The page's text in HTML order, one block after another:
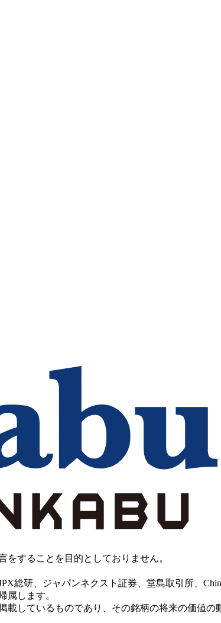
することを目的としておりません。
研、ジャパンネクスト証券、堂島取引所、China
属します。
しているものであり、その銘柄の将来の価値